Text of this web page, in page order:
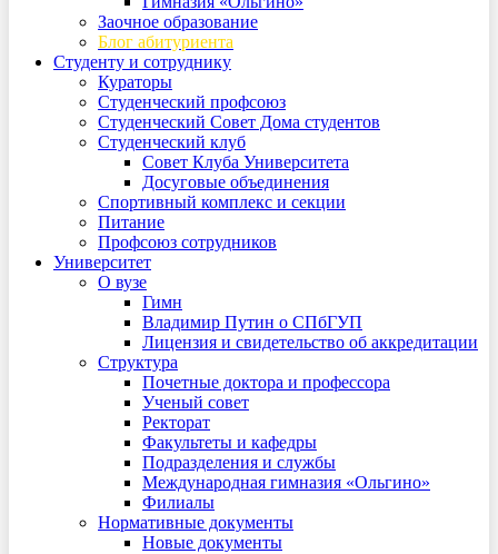
Заочное образование
Блог абитуриента
Студенту и сотруднику
Кураторы
Студенческий профсоюз
Студенческий Совет Дома студентов
Студенческий клуб
Совет Клуба Университета
Досуговые объединения
Спортивный комплекс и секции
Питание
Профсоюз сотрудников
Университет
О вузе
Гимн
Владимир Путин о СПбГУП
Лицензия и свидетельство об аккредитации
Структура
Почетные доктора и профессора
Ученый совет
Ректорат
Факультеты и кафедры
Подразделения и службы
Международная гимназия «Ольгино»
Филиалы
Нормативные документы
Новые документы